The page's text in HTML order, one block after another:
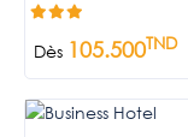
Dès 105.500TND